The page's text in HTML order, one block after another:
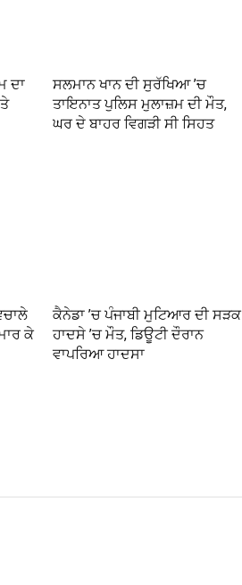
ਦਾ
ਸਲਮਾਨ ਖਾਨ ਦੀ ਸੁਰੱਖਿਆ ’ਚ
ਤਾਇਨਾਤ ਪੁਲਿਸ ਮੁਲਾਜ਼ਮ ਦੀ ਮੌਤ,
ਘਰ ਦੇ ਬਾਹਰ ਵਿਗੜੀ ਸੀ ਸਿਹਤ
ਕੇ
ਕੈਨੇਡਾ ’ਚ ਪੰਜਾਬੀ ਮੁਟਿਆਰ ਦੀ ਸੜਕ
ਹਾਦਸੇ ’ਚ ਮੌਤ, ਡਿਊਟੀ ਦੌਰਾਨ
ਵਾਪਰਿਆ ਹਾਦਸਾ